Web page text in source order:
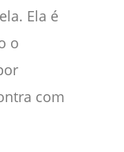
Ela é
o
com